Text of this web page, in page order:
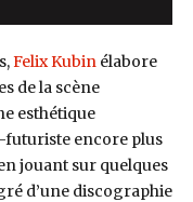
Felix Kubinélabore
de la scène
esthétique
encore plus
jouant sur quelques
d’une discographie